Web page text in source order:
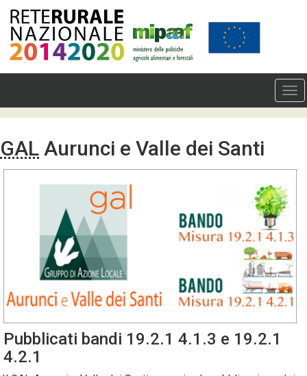
GAL Aurunci e Valle dei Santi
Pubblicati bandi 19.2.1 4.1.3 e 19.2.1
4.2.1